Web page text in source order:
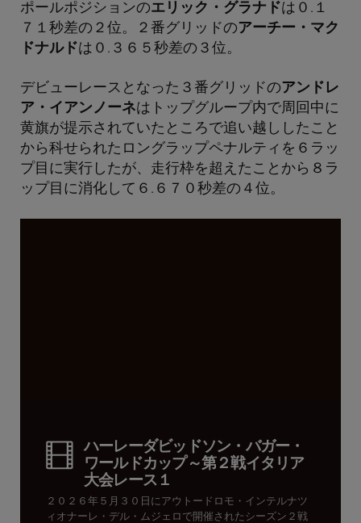
ポールポジションのエリック・グラナドは０.１
７１秒差の２位。２番グリッドのアーチー・マク
ドナルドは０.３６５秒差の３位。
デビューレースとなった３番グリッドのアンドレ
ア・イアンノーネはトップグループ内で周回中に
黄旗が提示されていたところで追い越ししたこと
から科せられたロングラップペナルティを６ラッ
プ目に実行したが、走行枠を超えたことから８ラ
ップ目に消化して６.６７０秒差の４位。
ハーレーダビッドソン・バガー・
ワールドカップ～第２戦イタリア
大会レース１
２０２６年５月３０日にアウトードロモ・インテルナツ
ィオナーレ・デル・ムジェロで開催されたシーズン２戦